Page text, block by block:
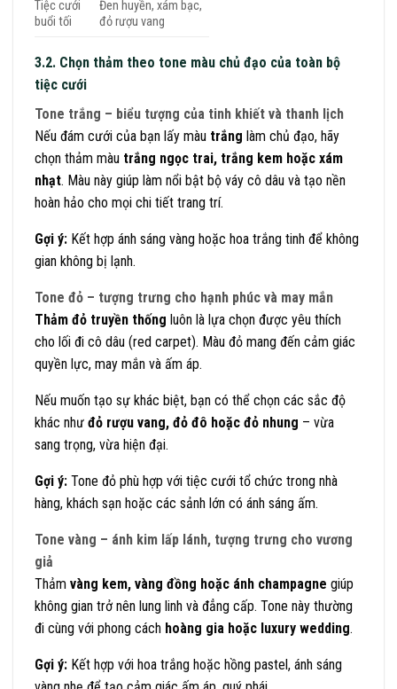
Tiệc cưới
buổi tối
Đen huyền, xám bạc,
đỏ rượu vang
3.2. Chọn thảm theo tone màu chủ đạo của toàn bộ
tiệc cưới
Tone trắng – biểu tượng của tinh khiết và thanh lịch
Nếu đám cưới của bạn lấy màu trắng làm chủ đạo, hãy
chọn thảm màu trắng ngọc trai, trắng kem hoặc xám
nhạt. Màu này giúp làm nổi bật bộ váy cô dâu và tạo nền
hoàn hảo cho mọi chi tiết trang trí.
Gợi ý: Kết hợp ánh sáng vàng hoặc hoa trắng tinh để không
gian không bị lạnh.
Tone đỏ – tượng trưng cho hạnh phúc và may mắn
Thảm đỏ truyền thống luôn là lựa chọn được yêu thích
cho lối đi cô dâu (red carpet). Màu đỏ mang đến cảm giác
quyền lực, may mắn và ấm áp.
Nếu muốn tạo sự khác biệt, bạn có thể chọn các sắc độ
khác như đỏ rượu vang, đỏ đô hoặc đỏ nhung – vừa
sang trọng, vừa hiện đại.
Gợi ý: Tone đỏ phù hợp với tiệc cưới tổ chức trong nhà
hàng, khách sạn hoặc các sảnh lớn có ánh sáng ấm.
Tone vàng – ánh kim lấp lánh, tượng trưng cho vương
giả
Thảm vàng kem, vàng đồng hoặc ánh champagne giúp
không gian trở nên lung linh và đẳng cấp. Tone này thường
đi cùng với phong cách hoàng gia hoặc luxury wedding.
Gợi ý: Kết hợp với hoa trắng hoặc hồng pastel, ánh sáng